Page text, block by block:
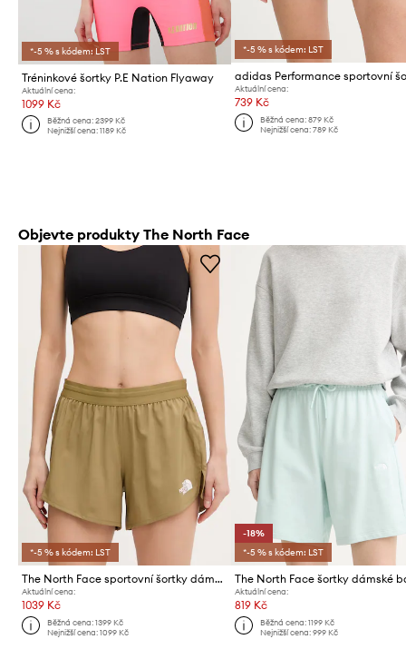
*-5 % s kódem: LST
Tréninkové šortky P.E Nation Flyaway
Aktuální cena:
1099 Kč
Běžná cena:2399 Kč
Nejnižší cena:1189 Kč
*-5 % s kódem: LST
Aktuální cena:
739 Kč
Běžná cena: 879 Kč
Nejnižší cena: 789 Kč
Objevte produkty The North Face
*-5 % s kódem: LST
The North Face sportovní šortky dámské LIGHTBRIGHT
Aktuální cena:
1039 Kč
Běžná cena:1399 Kč
Nejnižší cena:1099 Kč
-18%
*-5 % s kódem: LST
Aktuální cena:
819 Kč
Běžná cena: 1199 Kč
Nejnižší cena: 999 Kč